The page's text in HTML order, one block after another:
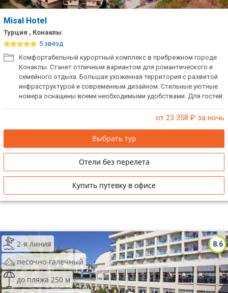
Misal Hotel
Турция , Конаклы
5 звёзд
Комфортабельный курортный комплекс в прибрежном городе
Конаклы. Станет отличным вариантом для романтического и
семейного отдыха. Большая ухоженная территория с развитой
инфраструктурой и современным дизайном. Стильные уютные
номера оснащены всеми необходимыми удобствами. Для гостей
подготовили множество развлечений, особенно порадует
от 23 358 ₽ за ночь
Выбрать тур
Отели без перелета
Купить путевку в офисе
8.6
2-я линия
песочно-галечный
до пляжа 250 м